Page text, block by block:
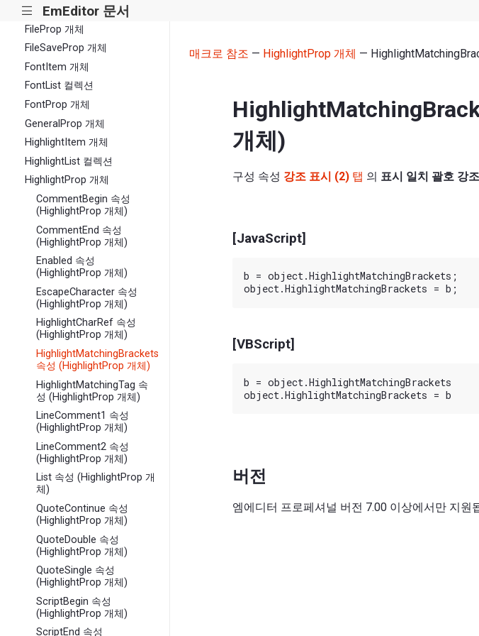
||| EmEditor 문서
FileNewProp 개체
FileProp 개체
FileSaveProp 개체
FontItem 개체
FontList 컬렉션
FontProp 개체
GeneralProp 개체
HighlightItem 개체
HighlightList 컬렉션
HighlightProp 개체
CommentBegin 속성
(HighlightProp 개체)
CommentEnd 속성
(HighlightProp 개체)
Enabled 속성
(HighlightProp 개체)
EscapeCharacter 속성
(HighlightProp 개체)
HighlightCharRef 속성
(HighlightProp 개체)
HighlightMatchingBrackets
속성 (HighlightProp 개체)
HighlightMatchingTag 속
성 (HighlightProp 개체)
LineComment1 속성
(HighlightProp 개체)
LineComment2 속성
(HighlightProp 개체)
List 속성 (HighlightProp 개
체)
QuoteContinue 속성
(HighlightProp 개체)
QuoteDouble 속성
(HighlightProp 개체)
QuoteSingle 속성
(HighlightProp 개체)
ScriptBegin 속성
(HighlightProp 개체)
ScriptEnd 속성
매크로 참조 — HighlightProp 개체 —
개체)
구성 속성 강조 표시 (2) 탭 의 표시 일치 괄호 강
[JavaScript]
b = object.HighlightMatchingBrackets;
[VBScript]
b = object.HighlightMatchingBrackets
버전
엠에디터 프로페셔널 버전 7.00 이상에서만 지원